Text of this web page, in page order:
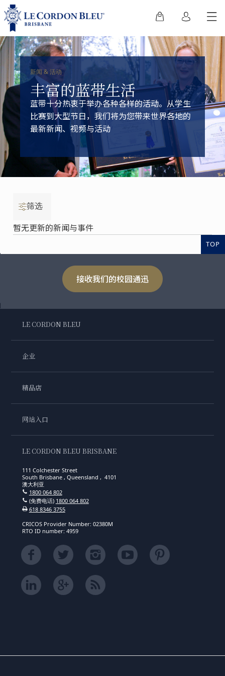
新闻 &活动
丰富的蓝带生活
蓝带十分热衷于举办各种各样的活动。从学生
比赛到大型节日，我们将为您带来世界各地的
最新新闻、视频与活动
筛选
暂无更新的新闻与事件
TOP
接收我们的校园通迅
LE CORDON BLEU
企业
精品店
网站入口
LE CORDON BLEU BRISBANE
111 Colchester Street
South Brisbane , Queensland , 4101
澳大利亚
1800 064 802
(免费电话) 1800 064 802
618 8346 3755
CRICOS Provider Number: 02380M
RTO ID number: 4959